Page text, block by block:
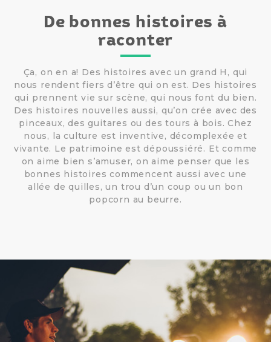
De bonnes histoires à
raconter
Ça, on en a! Des histoires avec un grand H, qui
nous rendent fiers d’être qui on est. Des histoires
qui prennent vie sur scène, qui nous font du bien.
Des histoires nouvelles aussi, qu’on crée avec des
pinceaux, des guitares ou des tours à bois. Chez
nous, la culture est inventive, décomplexée et
vivante. Le patrimoine est dépoussiéré. Et comme
on aime bien s’amuser, on aime penser que les
bonnes histoires commencent aussi avec une
allée de quilles, un trou d’un coup ou un bon
popcorn au beurre.